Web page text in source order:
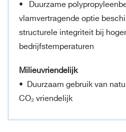
• Duurzame
vlamvertragende optie
structurele integriteit bij
bedrijfstemperaturen
Milieuvriendelijk
• Duurzaam gebruik van
CO₂ vriendelijk